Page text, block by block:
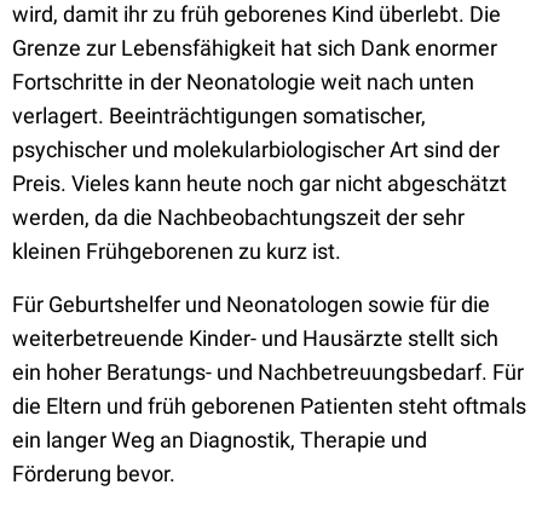
wird, damit ihr zu früh geborenes Kind überlebt. Die
Grenze zur Lebensfähigkeit hat sich Dank enormer
Fortschritte in der Neonatologie weit nach unten
verlagert. Beeinträchtigungen somatischer,
psychischer und molekularbiologischer Art sind der
Preis. Vieles kann heute noch gar nicht abgeschätzt
werden, da die Nachbeobachtungszeit der sehr
kleinen Frühgeborenen zu kurz ist.
Für Geburtshelfer und Neonatologen sowie für die
weiterbetreuende Kinder- und Hausärzte stellt sich
ein hoher Beratungs- und Nachbetreuungsbedarf. Für
die Eltern und früh geborenen Patienten steht oftmals
ein langer Weg an Diagnostik, Therapie und
Förderung bevor.